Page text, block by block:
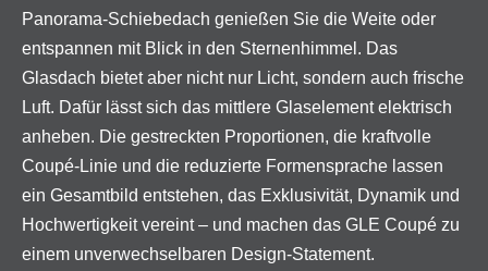
Panorama-Schiebedach genießen Sie die Weite oder
entspannen mit Blick in den Sternenhimmel. Das
Glasdach bietet aber nicht nur Licht, sondern auch frische
Luft. Dafür lässt sich das mittlere Glaselement elektrisch
anheben. Die gestreckten Proportionen, die kraftvolle
Coupé-Linie und die reduzierte Formensprache lassen
ein Gesamtbild entstehen, das Exklusivität, Dynamik und
Hochwertigkeit vereint – und machen das GLE Coupé zu
einem unverwechselbaren Design-Statement.